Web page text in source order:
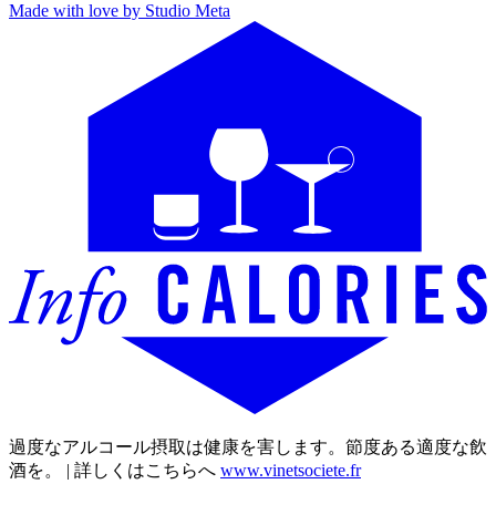
Made with love by Studio Meta
過度なアルコール摂取は健康を害します。節度ある適度な飲
酒を。 | 詳しくはこちらへ www.vinetsociete.fr